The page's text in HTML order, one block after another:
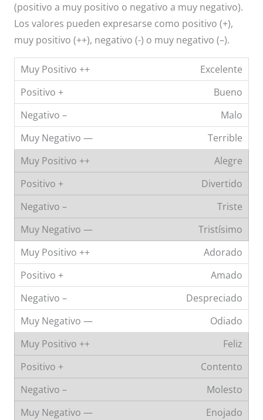
(positivo a muy positivo o negativo a muy negativo).
Los valores pueden expresarse como positivo (+),
muy positivo (++), negativo (-) o muy negativo (–).
Excelente
Bueno
Malo
Terrible
Alegre
Divertido
Triste
Tristísimo
Adorado
Amado
Despreciado
Odiado
Feliz
Contento
Molesto
Enojado